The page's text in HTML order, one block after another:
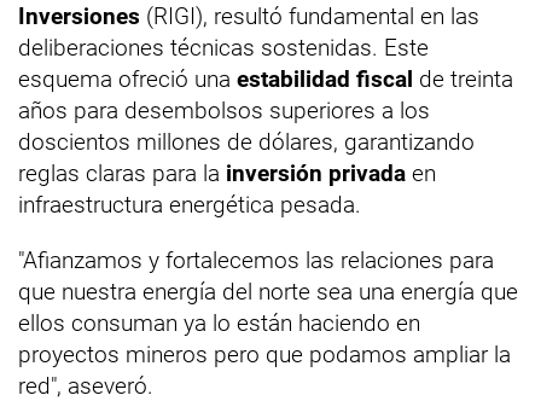
Inversiones (RIGI), resultó fundamental en las
deliberaciones técnicas sostenidas. Este
esquema ofreció una estabilidad fiscal de treinta
años para desembolsos superiores a los
doscientos millones de dólares, garantizando
reglas claras para la inversión privada en
infraestructura energética pesada.
"Afianzamos y fortalecemos las relaciones para
que nuestra energía del norte sea una energía que
ellos consuman ya lo están haciendo en
proyectos mineros pero que podamos ampliar la
red", aseveró.